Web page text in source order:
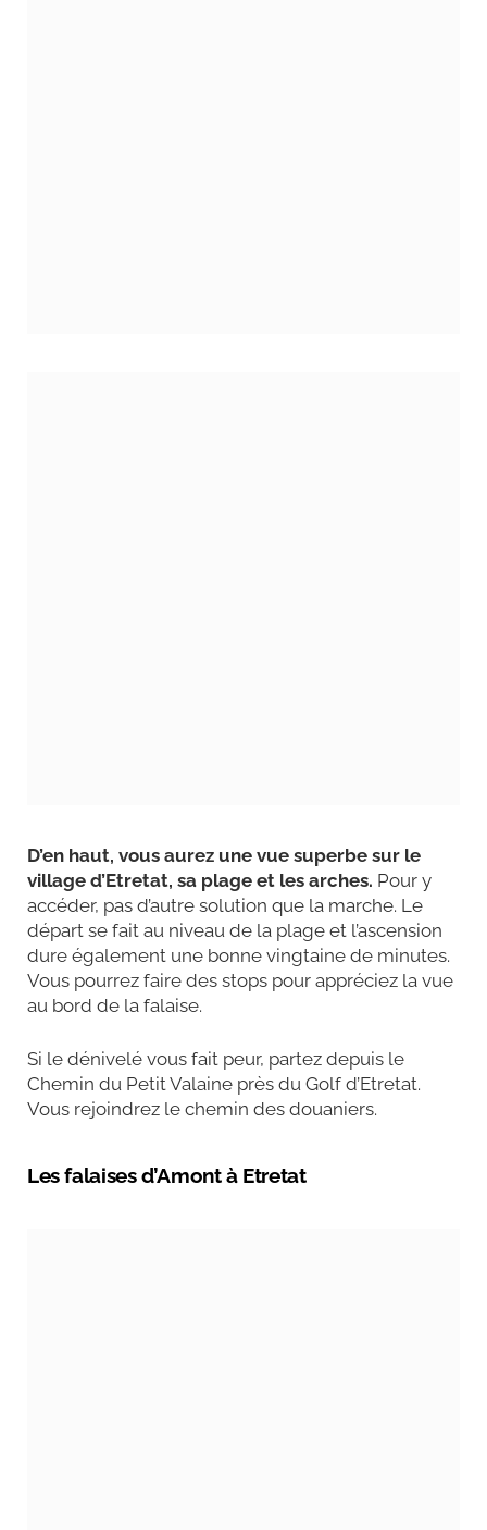
D’en haut, vous aurez une vue superbe sur le
village d’Etretat, sa plage et les arches. Pour y
accéder, pas d’autre solution que la marche. Le
départ se fait au niveau de la plage et l’ascension
dure également une bonne vingtaine de minutes.
Vous pourrez faire des stops pour appréciez la vue
au bord de la falaise.
Si le dénivelé vous fait peur, partez depuis le
Chemin du Petit Valaine près du Golf d’Etretat.
Vous rejoindrez le chemin des douaniers.
Les falaises d’Amont à Etretat